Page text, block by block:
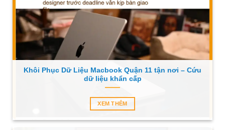
Khôi Phục Dữ Liệu Macbook Quận 11 tận nơi – Cứu
dữ liệu khẩn cấp
XEM THÊM